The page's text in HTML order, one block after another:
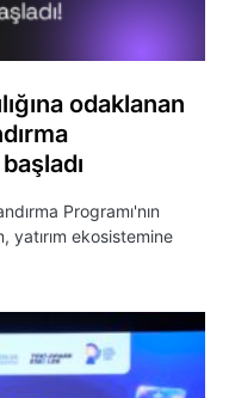
odaklanan
Programı'nın
yatırım ekosistemine